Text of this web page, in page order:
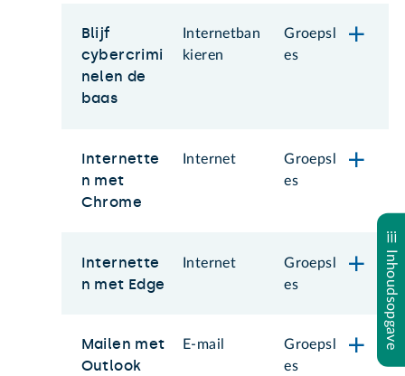
Inhoudsopgave
Blijf
cybercrimi
nelen de
baas
Internetban
kieren
Groepsl
es
Internette
n met
Chrome
Internet
Groepsl
es
Internette
n met Edge
Internet
Groepsl
es
Mailen met
Outlook
E-mail
Groepsl
es